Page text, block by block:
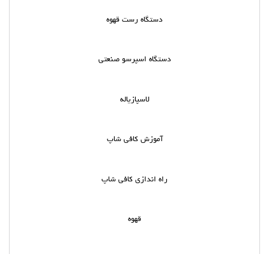
دستگاه رست قهوه
دستگاه اسپرسو صنعتی
لاسپازیاله
آموزش کافی شاپ
راه اندازی کافی شاپ
قهوه